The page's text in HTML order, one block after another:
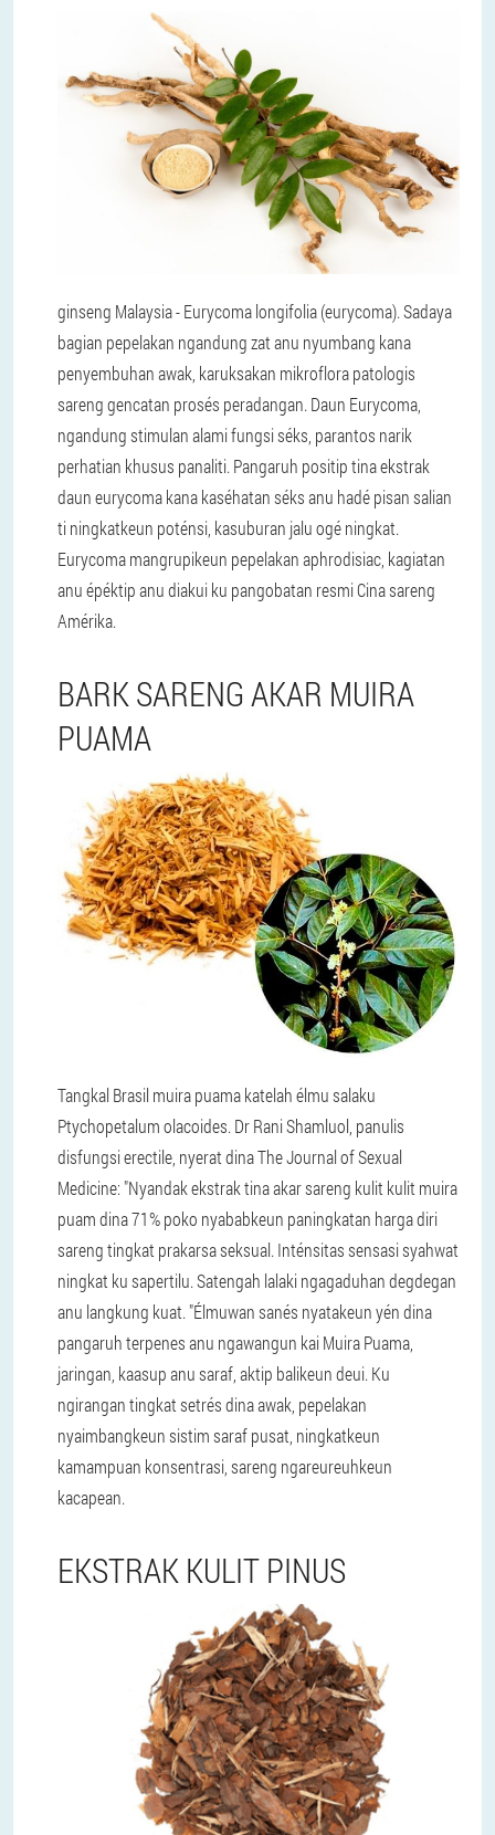
ginseng Malaysia - Eurycoma longifolia (eurycoma). Sadaya
bagian pepelakan ngandung zat anu nyumbang kana
penyembuhan awak, karuksakan mikroflora patologis
sareng gencatan prosés peradangan. Daun Eurycoma,
ngandung stimulan alami fungsi séks, parantos narik
perhatian khusus panaliti. Pangaruh positip tina ekstrak
daun eurycoma kana kaséhatan séks anu hadé pisan salian
ti ningkatkeun poténsi, kasuburan jalu ogé ningkat.
Eurycoma mangrupikeun pepelakan aphrodisiac, kagiatan
anu épéktip anu diakui ku pangobatan resmi Cina sareng
Amérika.
BARK SARENG AKAR MUIRA
PUAMA
Tangkal Brasil muira puama katelah élmu salaku
Ptychopetalum olacoides. Dr Rani Shamluol, panulis
disfungsi erectile, nyerat dina The Journal of Sexual
Medicine: "Nyandak ekstrak tina akar sareng kulit kulit muira
puam dina 71% poko nyababkeun paningkatan harga diri
sareng tingkat prakarsa seksual. Inténsitas sensasi syahwat
ningkat ku sapertilu. Satengah lalaki ngagaduhan degdegan
anu langkung kuat. "Élmuwan sanés nyatakeun yén dina
pangaruh terpenes anu ngawangun kai Muira Puama,
jaringan, kaasup anu saraf, aktip balikeun deui. Ku
ngirangan tingkat setrés dina awak, pepelakan
nyaimbangkeun sistim saraf pusat, ningkatkeun
kamampuan konsentrasi, sareng ngareureuhkeun
kacapean.
EKSTRAK KULIT PINUS